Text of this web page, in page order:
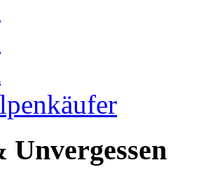
Unvergessen